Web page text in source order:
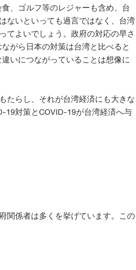
、ゴルフ等のレジャーも含め、台
ないといっても過言ではなく、台湾
てよいでしょう。政府の対応の早さ
がら日本の対策は台湾と比べると
いにつながっていることは想像に
たらし、それが台湾経済にも大きな
19対策とCOVID-19が台湾経済へ与
関係者は多くを挙げています。この